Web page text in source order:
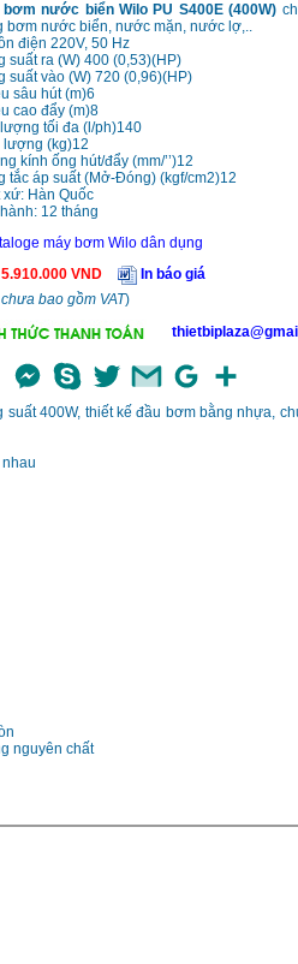
bơm nước biển Wilo PU S400E (400W)
bơm nước biển, nước mặn, nước lợ,..
điện 220V, 50 Hz
suất ra (W) 400 (0,53)(HP)
suất vào (W) 720 (0,96)(HP)
sâu hút (m)6
cao đẩy (m)8
tối đa (l/ph)140
lượng (kg)12
kính ống hút/đẩy (mm/’’)12
tắc áp suất (Mở-Đóng) (kgf/cm2)12
xứ: Hàn Quốc
12 tháng
máy bơm Wilo dân dụng
5.910.000VND
In báo giá
bao gồm VAT)
suất 400W, thiết kế đầu bơm bằng nhựa,
nguyên chất